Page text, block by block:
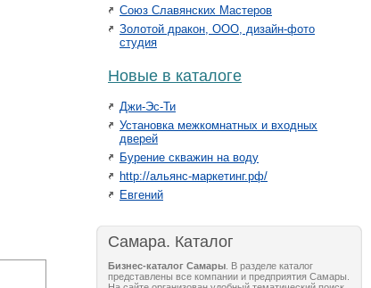
Союз Славянских Мастеров
Золотой дракон, ООО, дизайн-фото
студия
Новые в каталоге
Джи-Эс-Ти
Установка межкомнатных и входных
дверей
Бурение скважин на воду
http://альянс-маркетинг.рф/
Евгений
Самара. Каталог
Бизнес-каталог Самары . В разделе каталог
представлены все компании и предприятия Самары.